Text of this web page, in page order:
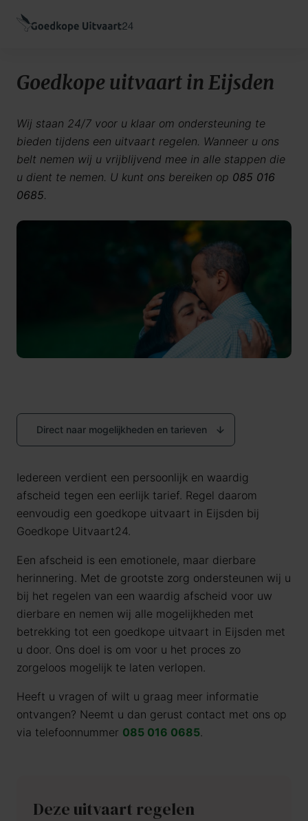
Goedkope uitvaart in Eijsden
Wij staan 24/7 voor u klaar om ondersteuning te
bieden tijdens een uitvaart regelen. Wanneer u ons
belt nemen wij u vrijblijvend mee in alle stappen die
u dient te nemen. U kunt ons bereiken op 085 016
0685.
Direct naar mogelijkheden en tarieven
Iedereen verdient een persoonlijk en waardig
afscheid tegen een eerlijk tarief. Regel daarom
eenvoudig een goedkope uitvaart in Eijsden bij
Goedkope Uitvaart24.
Een afscheid is een emotionele, maar dierbare
herinnering. Met de grootste zorg ondersteunen wij u
bij het regelen van een waardig afscheid voor uw
dierbare en nemen wij alle mogelijkheden met
betrekking tot een goedkope uitvaart in Eijsden met
u door. Ons doel is om voor u het proces zo
zorgeloos mogelijk te laten verlopen.
Heeft u vragen of wilt u graag meer informatie
ontvangen? Neemt u dan gerust contact met ons op
via telefoonnummer 085 016 0685.
Deze uitvaart regelen